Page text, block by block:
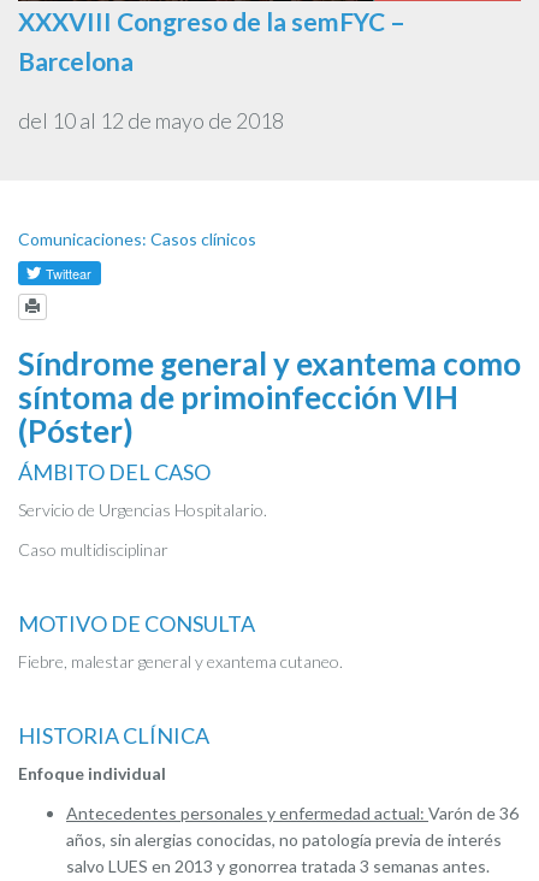
XXXVIII Congreso de la semFYC –
Barcelona
del 10 al 12 de mayo de 2018
Comunicaciones: Casos clínicos
Síndrome general y exantema como
síntoma de primoinfección VIH
(Póster)
ÁMBITO DEL CASO
Servicio de Urgencias Hospitalario.
Caso multidisciplinar
MOTIVO DE CONSULTA
Fiebre, malestar general y exantema cutaneo.
HISTORIA CLÍNICA
Enfoque individual
Antecedentes personales y enfermedad actual: Varón de 36
años, sin alergias conocidas, no patología previa de interés
salvo LUES en 2013 y gonorrea tratada 3 semanas antes.